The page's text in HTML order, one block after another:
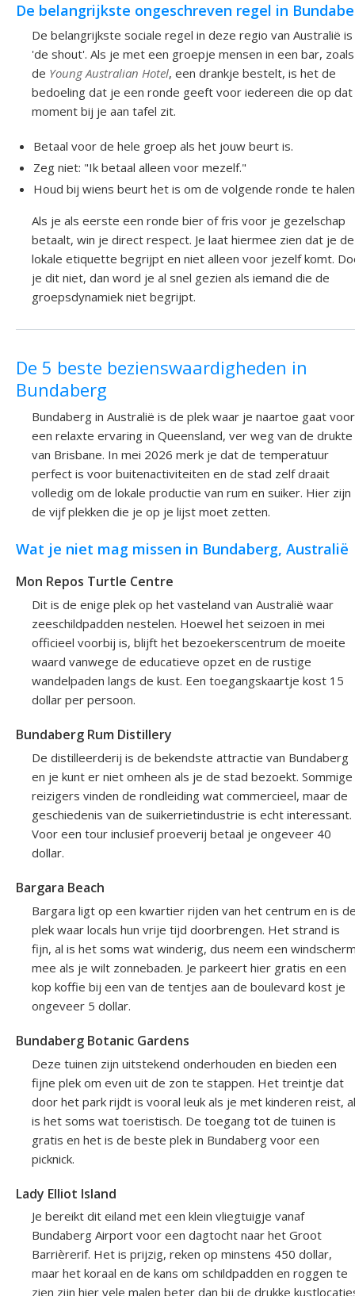
De belangrijkste ongeschreven regel in
De belangrijkste sociale regel in deze regio van Australië is
'de shout'. Als je met een groepje mensen in een bar, zoals
de Young Australian Hotel, een drankje bestelt, is het de
bedoeling dat je een ronde geeft voor iedereen die op dat
moment bij je aan tafel zit.
Betaal voor de hele groep als het jouw beurt is.
Zeg niet: "Ik betaal alleen voor mezelf."
Houd bij wiens beurt het is om de volgende ronde te
Als je als eerste een ronde bier of fris voor je gezelschap
betaalt, win je direct respect. Je laat hiermee zien dat je de
lokale etiquette begrijpt en niet alleen voor jezelf komt.
je dit niet, dan word je al snel gezien als iemand die de
groepsdynamiek niet begrijpt.
De 5 beste bezienswaardigheden in
Bundaberg
Bundaberg in Australië is de plek waar je naartoe gaat voor
een relaxte ervaring in Queensland, ver weg van de drukte
van Brisbane. In mei 2026 merk je dat de temperatuur
perfect is voor buitenactiviteiten en de stad zelf draait
volledig om de lokale productie van rum en suiker. Hier zijn
de vijf plekken die je op je lijst moet zetten.
Wat je niet mag missen in Bundaberg, Australië
Mon Repos Turtle Centre
Dit is de enige plek op het vasteland van Australië waar
zeeschildpadden nestelen. Hoewel het seizoen in mei
officieel voorbij is, blijft het bezoekerscentrum de moeite
waard vanwege de educatieve opzet en de rustige
wandelpaden langs de kust. Een toegangskaartje kost 15
dollar per persoon.
Bundaberg Rum Distillery
De distilleerderij is de bekendste attractie van Bundaberg
en je kunt er niet omheen als je de stad bezoekt. Sommige
reizigers vinden de rondleiding wat commercieel, maar de
geschiedenis van de suikerrietindustrie is echt interessant.
Voor een tour inclusief proeverij betaal je ongeveer 40
dollar.
Bargara Beach
Bargara ligt op een kwartier rijden van het centrum en is
plek waar locals hun vrije tijd doorbrengen. Het strand is
fijn, al is het soms wat winderig, dus neem een
mee als je wilt zonnebaden. Je parkeert hier gratis en een
kop koffie bij een van de tentjes aan de boulevard kost je
ongeveer 5 dollar.
Bundaberg Botanic Gardens
Deze tuinen zijn uitstekend onderhouden en bieden een
fijne plek om even uit de zon te stappen. Het treintje dat
door het park rijdt is vooral leuk als je met kinderen reist, al
is het soms wat toeristisch. De toegang tot de tuinen is
gratis en het is de beste plek in Bundaberg voor een
picknick.
Lady Elliot Island
Je bereikt dit eiland met een klein vliegtuigje vanaf
Bundaberg Airport voor een dagtocht naar het Groot
Barrièrerif. Het is prijzig, reken op minstens 450 dollar,
maar het koraal en de kans om schildpadden en roggen te
zien zijn hier vele malen beter dan bij de drukke